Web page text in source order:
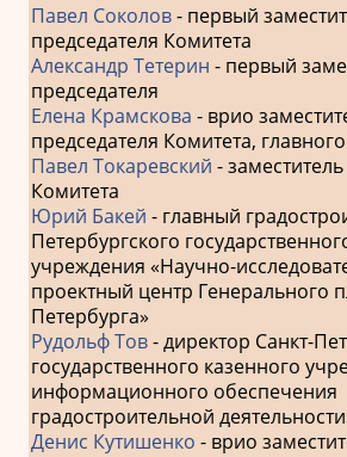
Павел Соколов- первый
председателя Комитета
Александр Тетерин - первый
председателя
Елена Крамскова - врио
председателя Комитета,
Павел Токаревский -
Комитета
Юрий Бакей - главный
Петербургского
учреждения «Научно-
проектный центр Генерального
Петербурга»
Рудольф Тов- директор Санкт-
государственного казенного
информационного обеспечения
градостроительной
Денис Кутишенко - врио